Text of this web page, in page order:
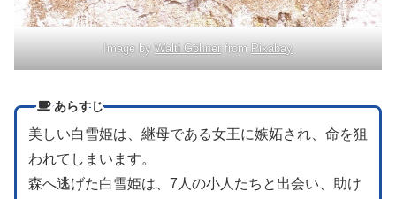
Image by Walti Göhner from Pixabay
あらすじ
美しい白雪姫は、継母である女王に嫉妬され、命を狙
われてしまいます。
森へ逃げた白雪姫は、7人の小人たちと出会い、助け